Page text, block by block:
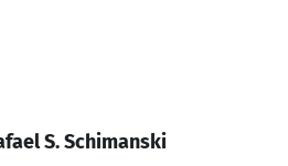
S. Schimanski